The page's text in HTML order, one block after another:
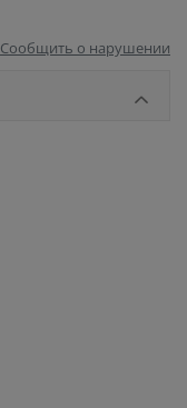
Сообщить о нарушении